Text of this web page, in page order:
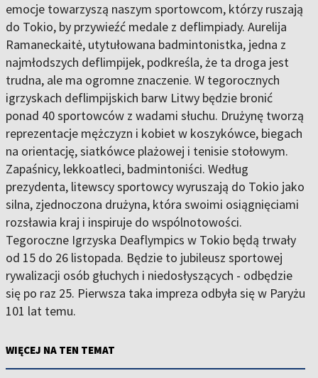
emocje towarzyszą naszym sportowcom, którzy ruszają
do Tokio, by przywieźć medale z deflimpiady. Aurelija
Ramaneckaitė, utytułowana badmintonistka, jedna z
najmłodszych deflimpijek, podkreśla, że ta droga jest
trudna, ale ma ogromne znaczenie. W tegorocznych
igrzyskach deflimpijskich barw Litwy będzie bronić
ponad 40 sportowców z wadami słuchu. Drużynę tworzą
reprezentacje mężczyzn i kobiet w koszykówce, biegach
na orientację, siatkówce plażowej i tenisie stołowym.
Zapaśnicy, lekkoatleci, badmintoniści. Według
prezydenta, litewscy sportowcy wyruszają do Tokio jako
silna, zjednoczona drużyna, która swoimi osiągnięciami
rozsławia kraj i inspiruje do wspólnotowości.
Tegoroczne Igrzyska Deaflympics w Tokio będą trwały
od 15 do 26 listopada. Będzie to jubileusz sportowej
rywalizacji osób głuchych i niedosłyszących - odbędzie
się po raz 25. Pierwsza taka impreza odbyła się w Paryżu
101 lat temu.
WIĘCEJ NA TEN TEMAT